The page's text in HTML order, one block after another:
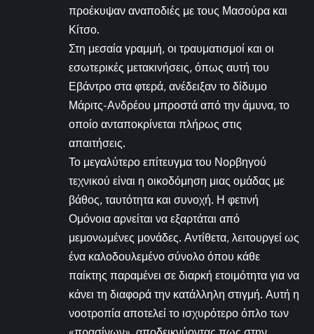
προέκυψαν αναποδιές με τους Μασούρα και
Κίτσο.
Στη μεσαία γραμμή, οι τραυματισμοί και οι
εσωτερικές μετακινήσεις, όπως αυτή του
Εβάντρο στα φτερά, ανέδειξαν το δίδυμο
Μάριτς-Ανδρέου μπροστά από την άμυνα, το
οποίο ανταποκρίνεται πλήρως στις
απαιτήσεις.
Το μεγαλύτερο επίτευγμα του Νορβηγού
τεχνικού είναι η οικοδόμηση μιας ομάδας με
βάθος, ταυτότητα και συνοχή. Η φετινή
Ομόνοια αρνείται να εξαρτάται από
μεμονωμένες μονάδες. Αντίθετα, λειτουργεί ως
ένα καλοδουλεμένο σύνολο όπου κάθε
παίκτης παραμένει σε διαρκή ετοιμότητα για να
κάνει τη διαφορά την κατάλληλη στιγμή. Αυτή η
νοοτροπία αποτελεί το ισχυρότερο όπλο των